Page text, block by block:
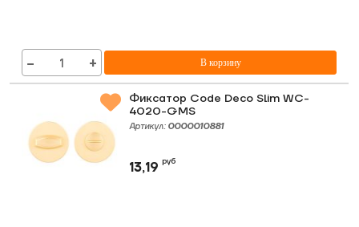
− + В корзину
Фиксатор Code Deco Slim WC-
4020-GMS
Артикул: 0000010881
13,19руб